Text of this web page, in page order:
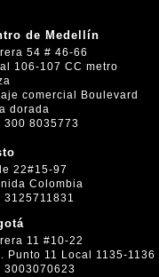
de Medellín
54 # 46-66
106-107 CC metro
comercial Boulevard
dorada
300 8035773
22#15-97
Colombia
3125711831
11 #10-22
Punto 11 Local 1135-1136
3003070623